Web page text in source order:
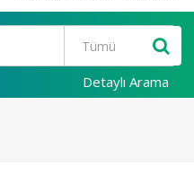
Detaylı Arama